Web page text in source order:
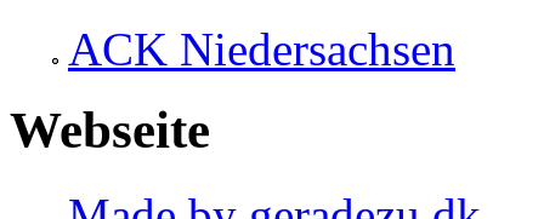
ACK Niedersachsen
Webseite